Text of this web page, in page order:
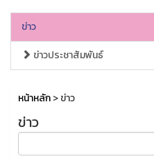
ข่าว
ข่าวประชาสัมพันธ์
หน้าหลัก> ข่าว
ข่าว